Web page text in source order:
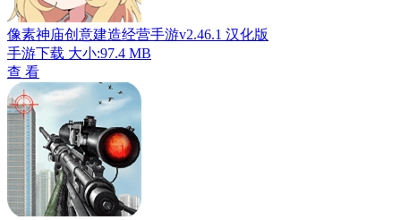
像素神庙创意建造经营手游v2.46.1 汉化版
手游下载 大小:97.4 MB
查 看